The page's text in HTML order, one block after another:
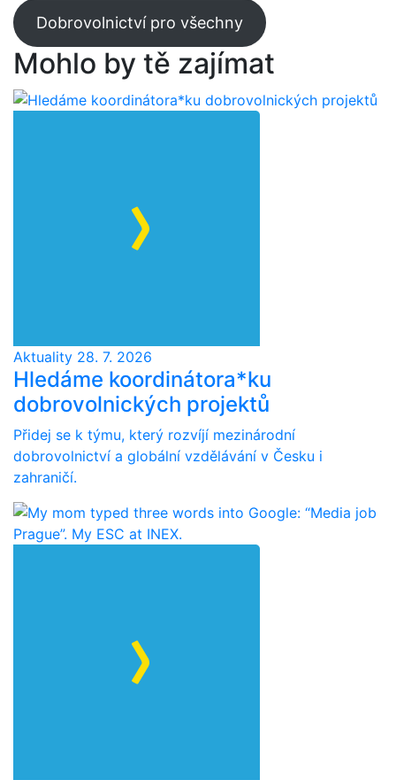
Dobrovolnictví pro všechny
Mohlo by tě zajímat
Aktuality 28. 7. 2026
Hledáme koordinátora*ku
dobrovolnických projektů
Přidej se k týmu, který rozvíjí mezinárodní
dobrovolnictví a globální vzdělávání v Česku i
zahraničí.